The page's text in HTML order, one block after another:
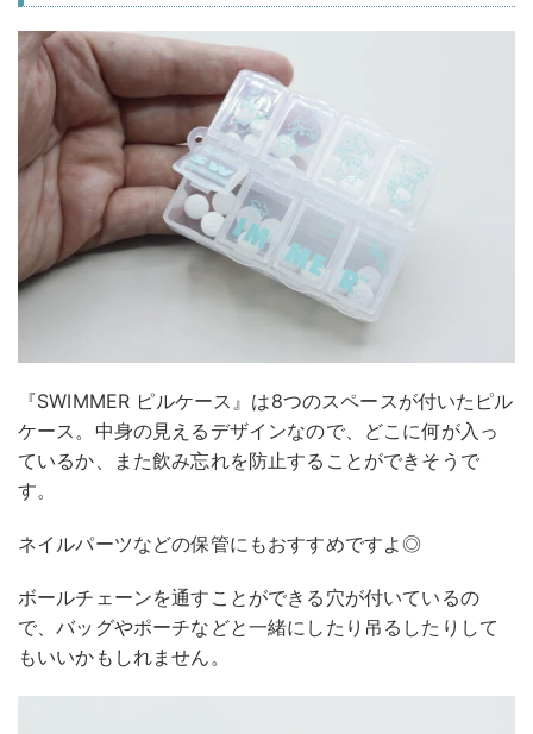
『SWIMMER ピルケース』は8つのスペースが付いたピル
ケース。中身の見えるデザインなので、どこに何が入っ
ているか、また飲み忘れを防止することができそうで
す。
ネイルパーツなどの保管にもおすすめですよ◎
ボールチェーンを通すことができる穴が付いているの
で、バッグやポーチなどと一緒にしたり吊るしたりして
もいいかもしれません。